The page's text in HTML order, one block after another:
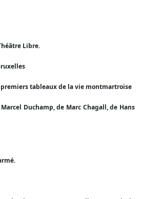
Libre.
tableaux de la vie montmartroise
Duchamp, de Marc Chagall, de Hans